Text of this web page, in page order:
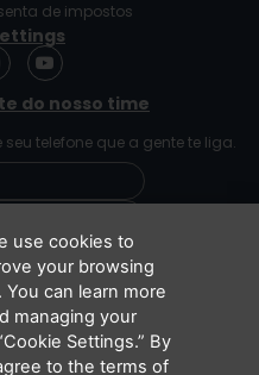
de impostos
s
Y
o
t
b
e
do nosso time
seu telefone que a gente te liga.
informações serão
Aviso de Privacidade
use cookies to
your browsing
can learn more
managing your
Settings.” By
to the terms of